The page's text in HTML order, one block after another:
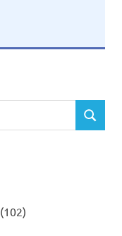
検
(102)